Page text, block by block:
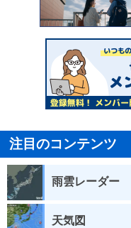
注目のコンテンツ
雨雲レーダー
天気図